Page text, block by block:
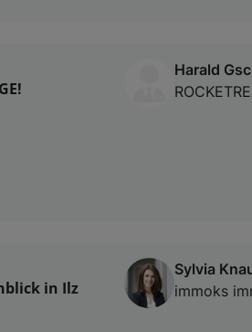
Harald
in Ilz
Sylvia
immoks